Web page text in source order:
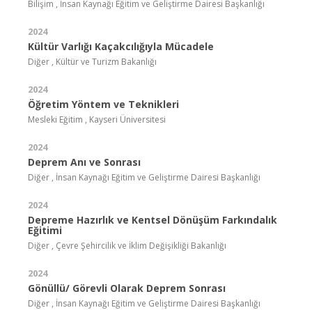
Bilişim , İnsan Kaynağı Eğitim ve Geliştirme Dairesi Başkanlığı
2024
Kültür Varlığı Kaçakcılığıyla Mücadele
Diğer , Kültür ve Turizm Bakanlığı
2024
Öğretim Yöntem ve Teknikleri
Mesleki Eğitim , Kayseri Üniversitesi
2024
Deprem Anı ve Sonrası
Diğer , İnsan Kaynağı Eğitim ve Geliştirme Dairesi Başkanlığı
2024
Depreme Hazırlık ve Kentsel Dönüşüm Farkındalık
Eğitimi
Diğer , Çevre Şehircilik ve İklim Değişikliği Bakanlığı
2024
Gönüllü/ Görevli Olarak Deprem Sonrası
Diğer , İnsan Kaynağı Eğitim ve Geliştirme Dairesi Başkanlığı